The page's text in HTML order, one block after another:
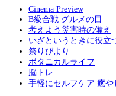
Cinema Preview
B級合戦 グルメの目
考えよう災害時の備え
いざというときに役立
祭りびより
ボタニカルライフ
脳トレ
手軽にセルフケア 癒や